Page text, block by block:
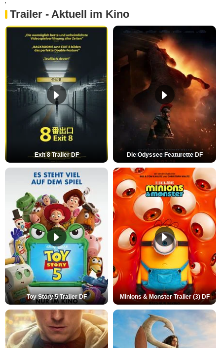
'
Trailer - Aktuell im Kino
Exit 8 Trailer DF Die Odyssee Featurette DF
Toy Story 5 Trailer DF Minions & Monster Trailer (3) DF